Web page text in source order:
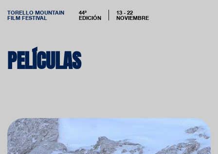
TORELLO MOUNTAIN
FILM FESTIVAL
44ª
EDICIÓN
13 - 22
NOVIEMBRE
PELÍCULAS